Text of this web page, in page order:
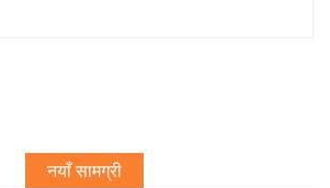
नयाँ सामग्री